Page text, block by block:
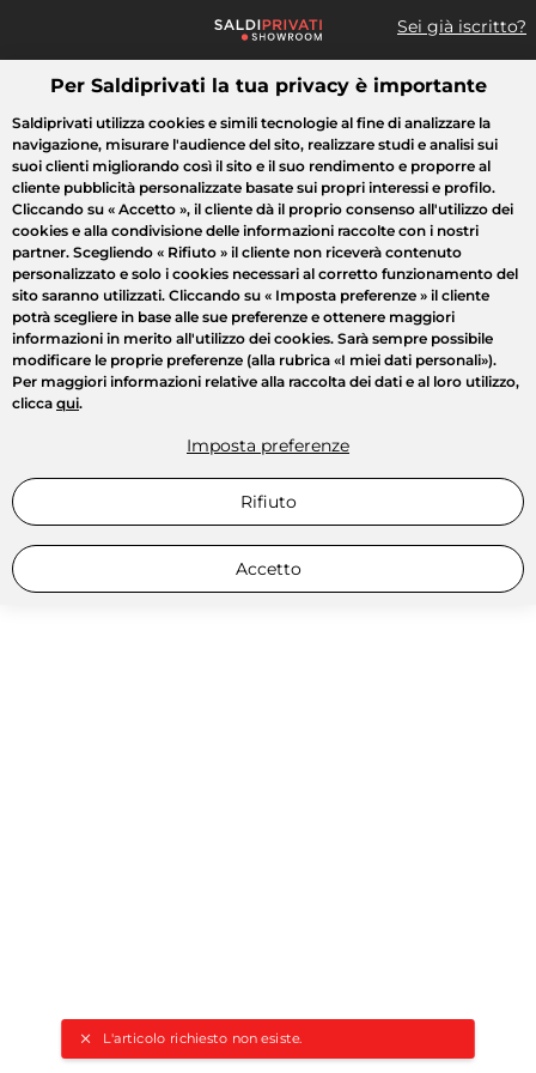
Sei già iscritto?
Cosa cerchi?
L'articolo richiesto non esiste.
Tutte le vendite Moda Casa Bellezza Elettrodomestici
Per Saldiprivati la tua privacy è importante
Saldiprivati utilizza cookies e simili tecnologie al fine di analizzare la
navigazione, misurare l'audience del sito, realizzare studi e analisi sui
suoi clienti migliorando così il sito e il suo rendimento e proporre al
cliente pubblicità personalizzate basate sui propri interessi e profilo.
Cliccando su « Accetto », il cliente dà il proprio consenso all'utilizzo dei
cookies e alla condivisione delle informazioni raccolte con i nostri
partner. Scegliendo « Rifiuto » il cliente non riceverà contenuto
personalizzato e solo i cookies necessari al corretto funzionamento del
sito saranno utilizzati. Cliccando su « Imposta preferenze » il cliente
potrà scegliere in base alle sue preferenze e ottenere maggiori
informazioni in merito all'utilizzo dei cookies. Sarà sempre possibile
modificare le proprie preferenze (alla rubrica «I miei dati personali»).
Per maggiori informazioni relative alla raccolta dei dati e al loro utilizzo,
clicca qui.
Imposta preferenze
Rifiuto
Accetto